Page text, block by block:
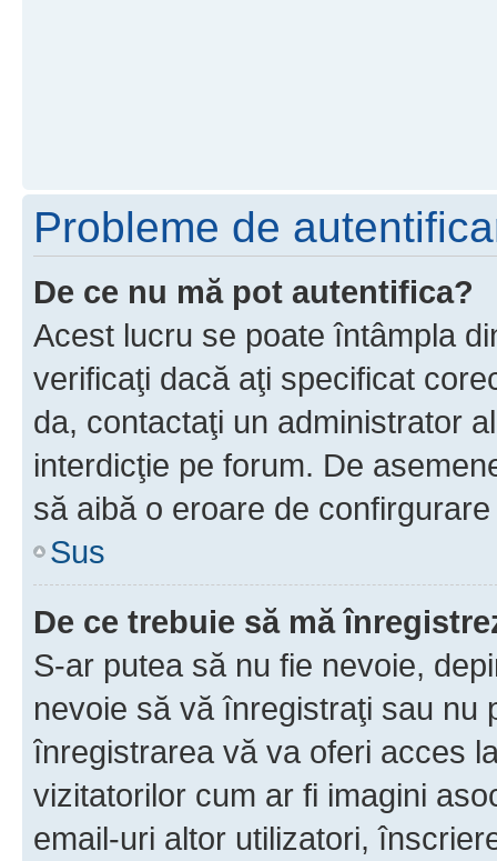
Probleme de
De ce nu mă pot autentifica?
Acest lucru se poate întâmpla
verificaţi dacă aţi specificat
da, contactaţi un administrator
interdicţie pe forum. De
să aibă o eroare de
Sus
De ce trebuie să mă
S-ar putea să nu fie nevoie,
nevoie să vă înregistraţi sau nu
înregistrarea vă va oferi acces
vizitatorilor cum ar fi imagini
email-uri altor utilizatori,